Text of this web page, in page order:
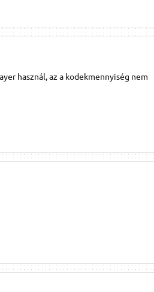
használ, az a kodekmennyiség nem